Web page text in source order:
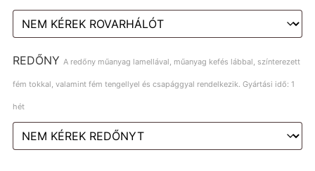
REDŐNY A redőny műanyag lamellával, műanyag kefés lábbal, színterezett
fém tokkal, valamint fém tengellyel és csapággyal rendelkezik. Gyártási idő: 1
hét